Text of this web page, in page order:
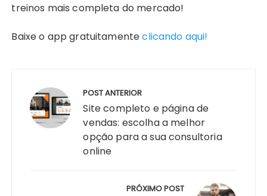
treinos mais completa do mercado!
Baixe o app gratuitamenteclicando aqui!
Post
POST ANTERIOR
Site completo e página de
vendas: escolha a melhor
opção para a sua consultoria
online
PRÓXIMO POST